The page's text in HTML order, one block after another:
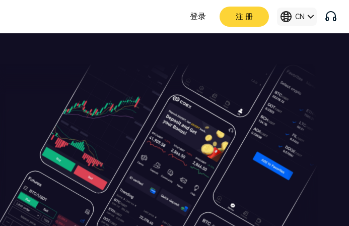
登录 注 册 CN